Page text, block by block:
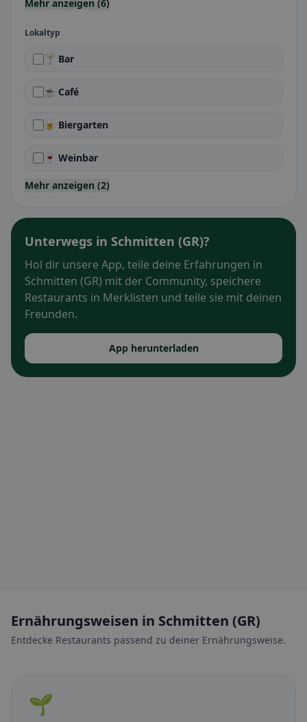
Mehr anzeigen (6)
Lokaltyp
🍸 Bar
☕ Café
🍺 Biergarten
🍷 Weinbar
Mehr anzeigen (2)
Unterwegs in Schmitten (GR)?
Hol dir unsere App, teile deine Erfahrungen in
Schmitten (GR) mit der Community, speichere
Restaurants in Merklisten und teile sie mit deinen
Freunden.
App herunterladen
Ernährungsweisen in Schmitten (GR)
Entdecke Restaurants passend zu deiner Ernährungsweise.
🌱